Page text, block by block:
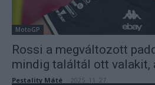
MotoGP
Rossi a megváltozott
mindig találtál ott valakit,
Pestality Máté 2025. 11. 27.